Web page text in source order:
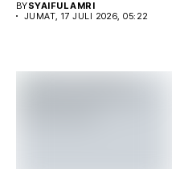
BYSYAIFUL AMRI
JUMAT, 17 JULI 2026, 05:22